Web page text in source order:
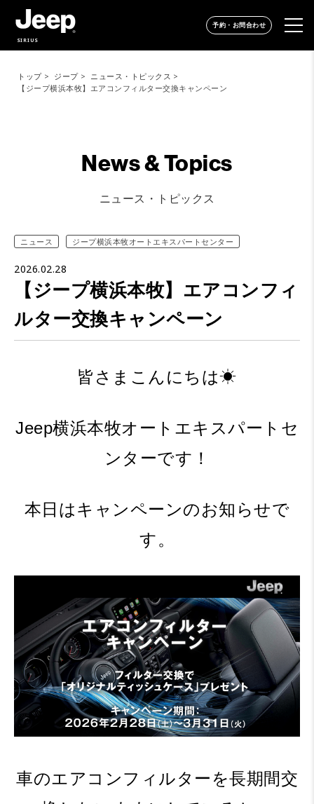
SIRIUS
予約・お問合わせ
トップ ジープ
ニュース・トピックス
【ジープ横浜本牧】エアコンフィルター交換キャンペーン
News & Topics
ニュース・トピックス
ニュース ジープ横浜本牧オートエキスパートセンター
2026.02.28
【ジープ横浜本牧】エアコンフィ
ルター交換キャンペーン
皆さまこんにちは☀
Jeep横浜本牧オートエキスパートセ
ンターです！
本日はキャンペーンのお知らせで
す。
車のエアコンフィルターを長期間交